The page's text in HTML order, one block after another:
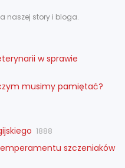
naszej story i bloga.
w sprawie
musimy pamiętać?
1888
szczeniaków